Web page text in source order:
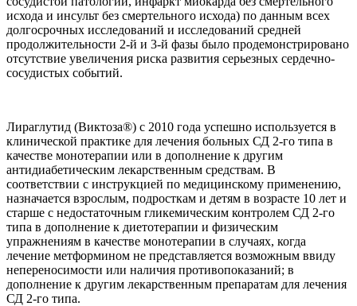
исхода и инсульт без смертельного исхода) по данным всех
долгосрочных исследований и исследований средней
продолжительности 2-й и 3-й фазы было продемонстрировано
отсутствие увеличения риска развития серьезных сердечно-
сосудистых событий.
Лираглутид (Виктоза®) с 2010 года успешно используется в
клинической практике для лечения больных СД 2-го типа в
качестве монотерапии или в дополнение к другим
антидиабетическим лекарственным средствам. В
соответствии с инструкцией по медицинскому применению,
назначается взрослым, подросткам и детям в возрасте 10 лет и
старше с недостаточным гликемическим контролем СД 2-го
типа в дополнение к диетотерапии и физическим
упражнениям в качестве монотерапии в случаях, когда
лечение метформином не представляется возможным ввиду
непереносимости или наличия противопоказаний; в
дополнение к другим лекарственным препаратам для лечения
СД 2-го типа.